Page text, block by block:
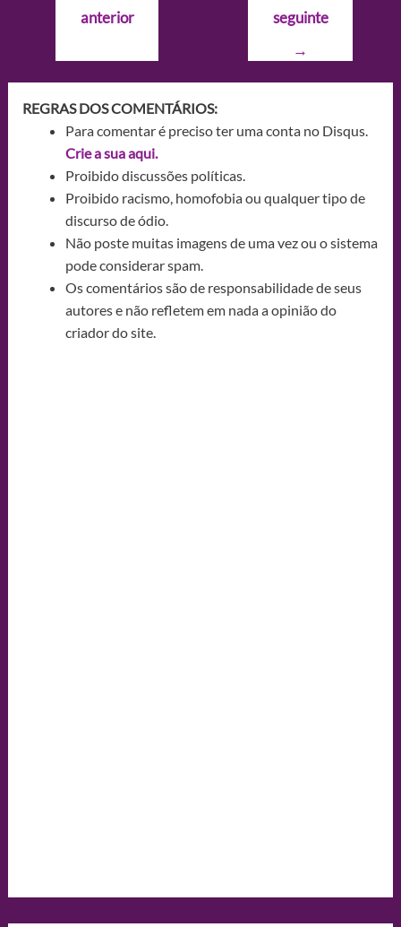
Postanterior
seguinte
→
REGRAS DOS COMENTÁRIOS:
Para comentar é preciso ter uma conta no Disqus.
Crie a sua aqui.
Proibido discussões políticas.
Proibido racismo, homofobia ou qualquer tipo de
discurso de ódio.
Não poste muitas imagens de uma vez ou o sistema
pode considerar spam.
Os comentários são de responsabilidade de seus
autores e não refletem em nada a opinião do
criador do site.